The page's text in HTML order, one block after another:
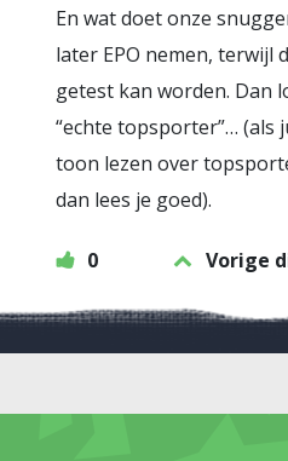
En wat doet onze
later EPO nemen, terwijl
getest kan worden. Dan
“echte topsporter”… (als
toon lezen over
dan lees je goed).
0 Vorige